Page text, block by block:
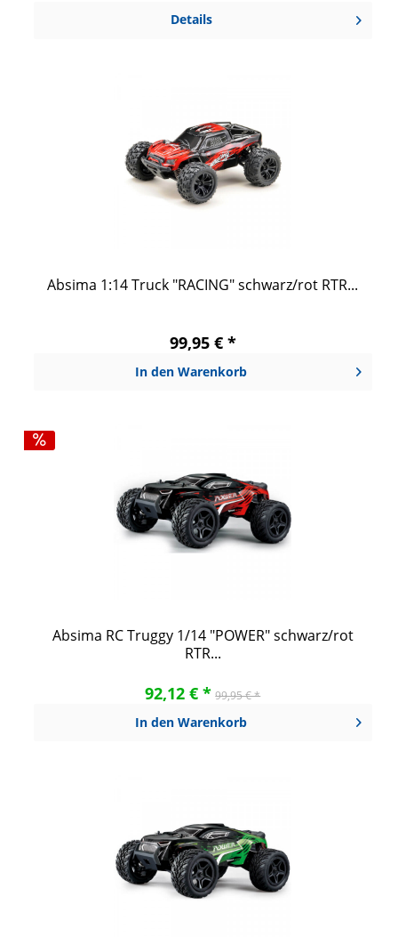
Details
Absima 1:14 Truck "RACING" schwarz/rot RTR...
99,95 € *
In den Warenkorb
Absima RC Truggy 1/14 "POWER" schwarz/rot
RTR...
92,12 € * 99,95 € *
In den Warenkorb